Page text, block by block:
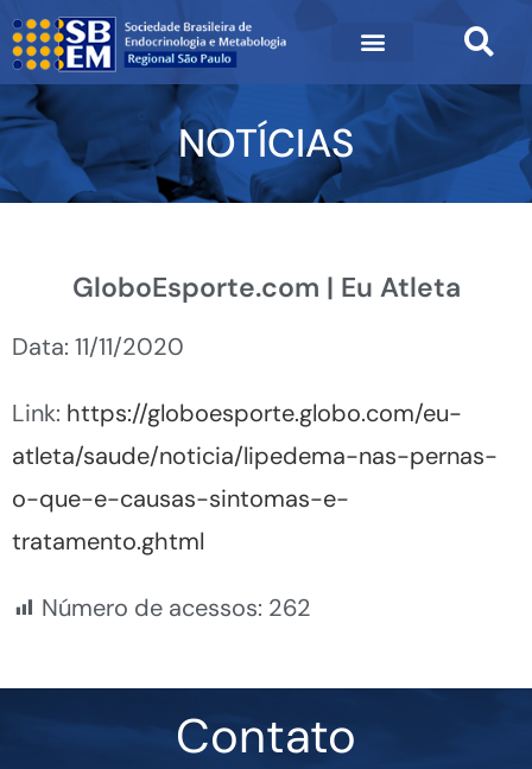
NOTÍCIAS
GloboEsporte.com | Eu Atleta
Data: 11/11/2020
Link: https://globoesporte.globo.com/eu-
atleta/saude/noticia/lipedema-nas-pernas-
o-que-e-causas-sintomas-e-
tratamento.ghtml
Número de acessos: 262
Contato